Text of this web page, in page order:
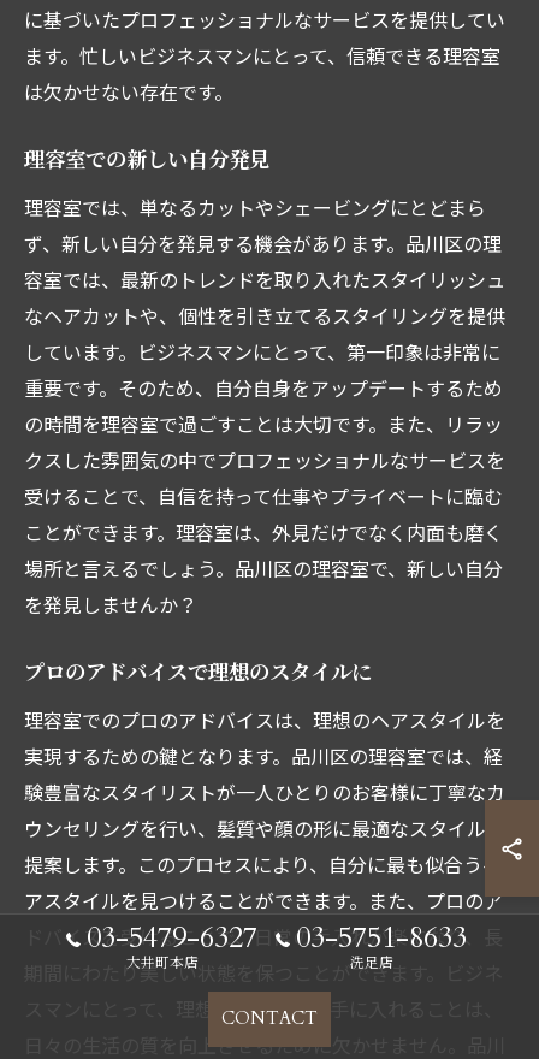
に基づいたプロフェッショナルなサービスを提供してい
ます。忙しいビジネスマンにとって、信頼できる理容室
は欠かせない存在です。
理容室での新しい自分発見
理容室では、単なるカットやシェービングにとどまら
ず、新しい自分を発見する機会があります。品川区の理
容室では、最新のトレンドを取り入れたスタイリッシュ
なヘアカットや、個性を引き立てるスタイリングを提供
しています。ビジネスマンにとって、第一印象は非常に
重要です。そのため、自分自身をアップデートするため
の時間を理容室で過ごすことは大切です。また、リラッ
クスした雰囲気の中でプロフェッショナルなサービスを
受けることで、自信を持って仕事やプライベートに臨む
ことができます。理容室は、外見だけでなく内面も磨く
場所と言えるでしょう。品川区の理容室で、新しい自分
を発見しませんか？
プロのアドバイスで理想のスタイルに
理容室でのプロのアドバイスは、理想のヘアスタイルを
実現するための鍵となります。品川区の理容室では、経
験豊富なスタイリストが一人ひとりのお客様に丁寧なカ
ウンセリングを行い、髪質や顔の形に最適なスタイルを
提案します。このプロセスにより、自分に最も似合うヘ
アスタイルを見つけることができます。また、プロのア
ドバイスを受けることで、日常の手入れが楽になり、長
期間にわたり美しい状態を保つことができます。ビジネ
スマンにとって、理想のスタイルを手に入れることは、
日々の生活の質を向上させるために欠かせません。品川
03-5479-6327
大井町本店
03-5751-8633
洗足店
CONTACT